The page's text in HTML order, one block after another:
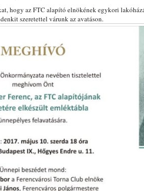
hogy az FTC alapító elnökének egykori
szeretettel várunk az avatáson.